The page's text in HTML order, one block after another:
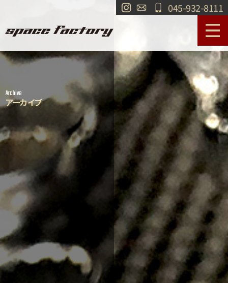
045-932-8111
サービス案内 作業事例
工場紹介 ショールーム
交通・アクセス
求人情報 お問い合わせ
Archive
アーカイブ